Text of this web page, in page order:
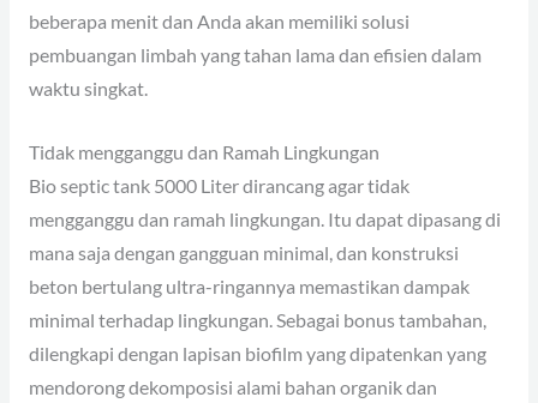
beberapa menit dan Anda akan memiliki solusi
pembuangan limbah yang tahan lama dan efisien dalam
waktu singkat.
Tidak mengganggu dan Ramah Lingkungan
Bio septic tank 5000 Liter dirancang agar tidak
mengganggu dan ramah lingkungan. Itu dapat dipasang di
mana saja dengan gangguan minimal, dan konstruksi
beton bertulang ultra-ringannya memastikan dampak
minimal terhadap lingkungan. Sebagai bonus tambahan,
dilengkapi dengan lapisan biofilm yang dipatenkan yang
mendorong dekomposisi alami bahan organik dan